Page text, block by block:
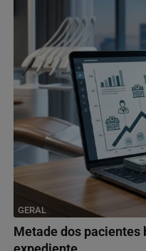
GERAL
Metade dos pacientes